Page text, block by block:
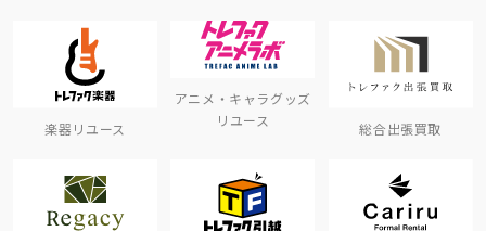
楽器リユース
アニメ・キャラグッズ
リユース
総合出張買取